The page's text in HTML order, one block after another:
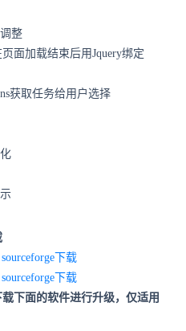
整
面加载结束后用Jquery绑定
获取任务给用户选择
sourceforge下载
sourceforge下载
下面的软件进行升级，仅适用